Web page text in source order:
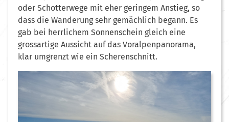
oder Schotterwege mit eher geringem Anstieg, so
dass die Wanderung sehr gemächlich begann. Es
gab bei herrlichem Sonnenschein gleich eine
grossartige Aussicht auf das Voralpenpanorama,
klar umgrenzt wie ein Scherenschnitt.